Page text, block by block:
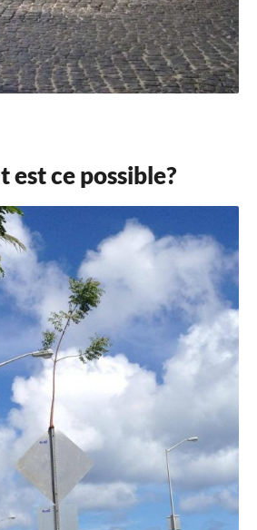
est ce possible?